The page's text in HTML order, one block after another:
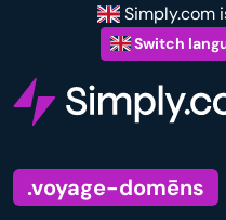
Simply.com
Switch
.voyage-domēns